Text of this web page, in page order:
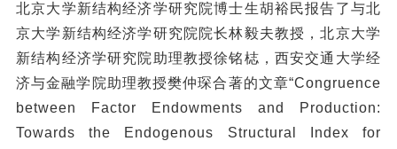
北京大学新结构经济学研究院博士生胡裕民报告了与北
京大学新结构经济学研究院院长林毅夫教授，北京大学
新结构经济学研究院助理教授徐铭梽，西安交通大学经
济与金融学院助理教授樊仲琛合著的文章“Congruence
between Factor Endowments and Production:
Towards the Endogenous Structural Index for